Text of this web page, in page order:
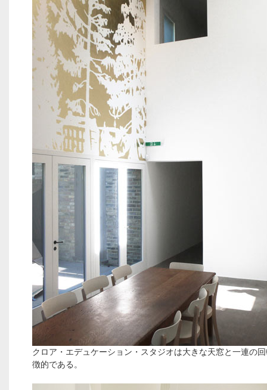
クロア・エデュケーション・スタジオは大きな天窓と一連の
徴的である。